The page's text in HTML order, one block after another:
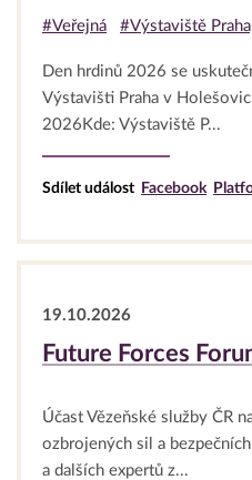
#Veřejná #Výstaviště
Den hrdinů 2026 se
Výstavišti Praha v
2026Kde: Výstaviště P...
Sdílet událost Facebook
19.10.2026
Future Forces
Účast Vězeňské služby ČR
ozbrojených sil a
a dalších expertů z...